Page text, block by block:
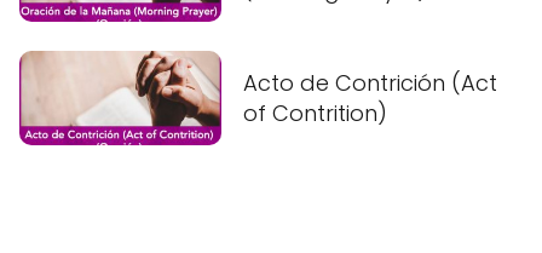
Acto de Contrición (Act
of Contrition)